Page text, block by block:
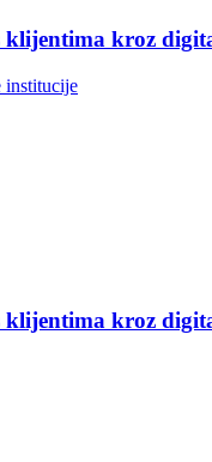
kroz
institucije
kroz